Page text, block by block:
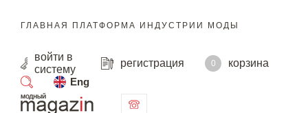
ГЛАВНАЯ ПЛАТФОРМА ИНДУСТРИИ МОДЫ
войти в
систему
регистрация 0
корзина
Eng
поиск